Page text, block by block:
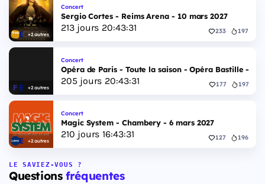
+2 autres
Concert
Sergio Cortes - Reims Arena - 10 mars 2027
213jours 20:43:30 233 197
+2 autres
Concert
Opéra de Paris - Toute la saison - Opéra Bastille - 2
205 jours 20:43:30 177 197
+2 autres
Concert
Magic System - Chambery - 6 mars 2027
210 jours 16:43:30 127 196
LE SAVIEZ-VOUS ?
Questionsfréquentes